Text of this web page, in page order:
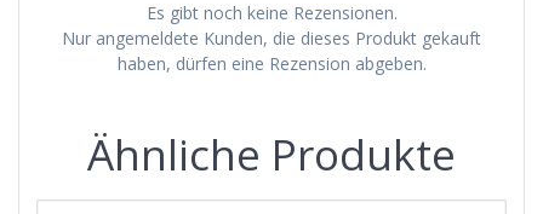
Es gibt noch keine Rezensionen.
Nur angemeldete Kunden, die dieses Produkt gekauft
haben, dürfen eine Rezension abgeben.
Ähnliche Produkte